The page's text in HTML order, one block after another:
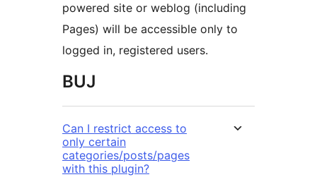
powered site or weblog (including
Pages) will be accessible only to
logged in, registered users.
BUJ
Can I restrict access to
only certain
categories/posts/pages
with this plugin?